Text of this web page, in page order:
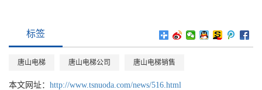
标签
唐山电梯 唐山电梯公司 唐山电梯销售
本文网址： http://www.tsnuoda.com/news/516.html